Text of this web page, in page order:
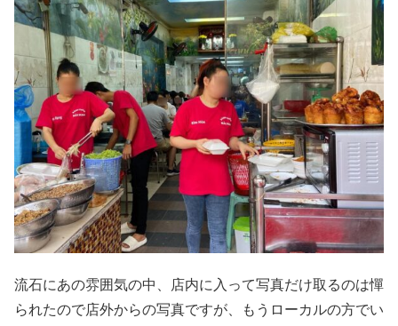
流石にあの雰囲気の中、店内に入って写真だけ取るのは憚
られたので店外からの写真ですが、もうローカルの方でい